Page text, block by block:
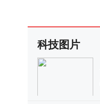
科技图片